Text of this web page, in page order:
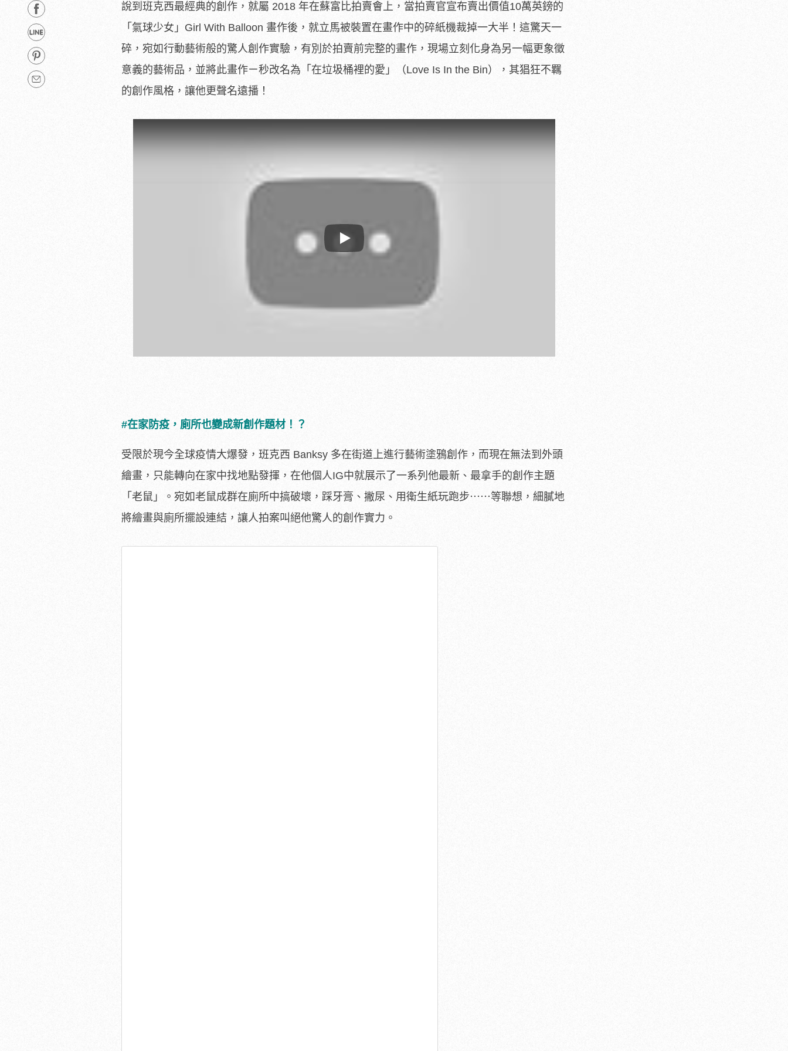
說到班克西最經典的創作，就屬 2018 年在蘇富比拍賣會上，當拍賣官宣布賣出價值10萬英鎊的
「氣球少女」Girl With Balloon 畫作後，就立馬被裝置在畫作中的碎紙機裁掉一大半！這驚天一
碎，宛如行動藝術般的驚人創作實驗，有別於拍賣前完整的畫作，現場立刻化身為另一幅更象徵
意義的藝術品，並將此畫作ㄧ秒改名為「在垃圾桶裡的愛」（Love Is In the Bin），其猖狂不羈
的創作風格，讓他更聲名遠播！
Play
#在家防疫，廁所也變成新創作題材！？
受限於現今全球疫情大爆發，班克西 Banksy 多在街道上進行藝術塗鴉創作，而現在無法到外頭
繪畫，只能轉向在家中找地點發揮，在他個人IG中就展示了一系列他最新、最拿手的創作主題
「老鼠」。宛如老鼠成群在廁所中搞破壞，踩牙膏、撇尿、用衛生紙玩跑步⋯⋯等聯想，細膩地
將繪畫與廁所擺設連結，讓人拍案叫絕他驚人的創作實力。